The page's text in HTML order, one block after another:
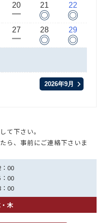
20
ー
21
◎
22
◎
27
ー
28
◎
29
◎
2026年9月
て下さい。
ら、事前にご連絡下さいま
00
00
00
木